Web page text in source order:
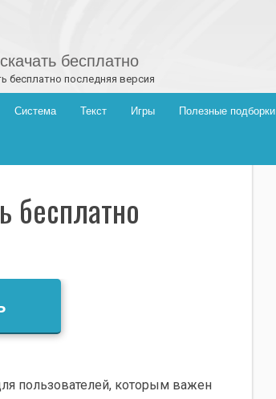
бесплатно
бесплатно последняя версия
Система Текст Игры Полезные подборки
бесплатно
пользователей, которым важен